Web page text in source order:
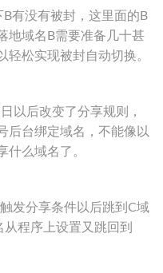
有没有被封，这里面的B
地域名B需要准备几十甚
松实现被封自动切换。
以后改变了分享规则，
后台绑定域名，不能像以
什么域名了。
发分享条件以后跳到C域
程序上设置又跳回到